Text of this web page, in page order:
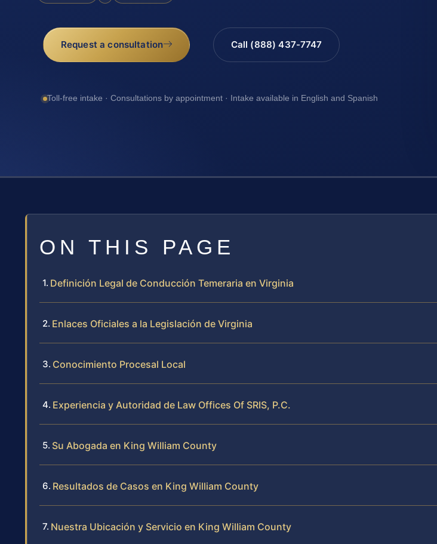
Request a consultation Call (888) 437-7747
Toll-free intake · Consultations by appointment · Intake available in English and Spanish
ON THIS PAGE
Definición Legal de Conducción Temeraria en Virginia
Enlaces Oficiales a la Legislación de Virginia
Conocimiento Procesal Local
Experiencia y Autoridad de Law Offices Of SRIS, P.C.
Su Abogada en King William County
Resultados de Casos en King William County
Nuestra Ubicación y Servicio en King William County